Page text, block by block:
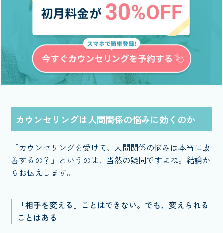
カウンセリングは人間関係の悩みに効くのか
「カウンセリングを受けて、人間関係の悩みは本当に改
善するの？」というのは、当然の疑問ですよね。結論か
らお伝えします。
「相手を変える」ことはできない。でも、変えられる
ことはある